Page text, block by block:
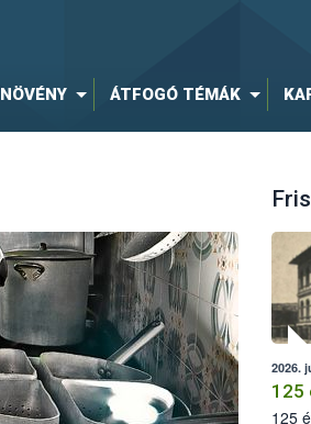
NÖVÉNY ÁTFOGÓ TÉMÁK
2026.
125
125